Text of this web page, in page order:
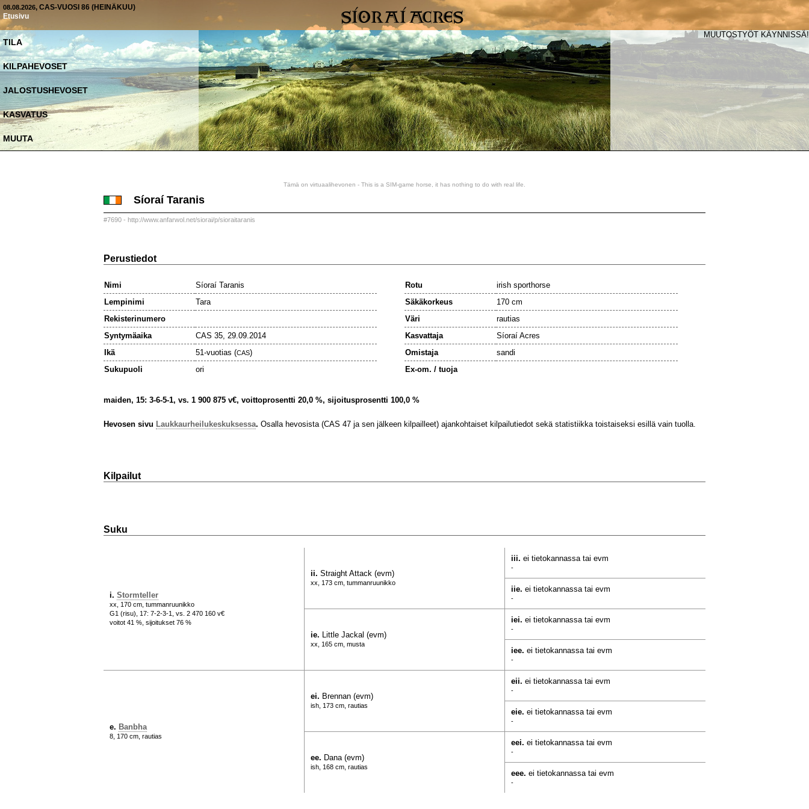
08.08.2026, CAS-VUOSI 86 (HEINÄKUU)
Etusivu
TILA
KILPAHEVOSET
JALOSTUSHEVOSET
KASVATUS
MUUTA
MUUTOSTYÖT KÄYNNISSÄ!
Tämä on virtuaalihevonen - This is a SIM-game horse, it has nothing to do with real life.
Síoraí Taranis
#7690 - http://www.anfarwol.net/siorai/p/sioraitaranis
Perustiedot
Nimi
Síoraí Taranis
Lempinimi
Tara
Rekisterinumero
Syntymäaika
CAS 35, 29.09.2014
Ikä
51-vuotias (CAS)
Sukupuoli
ori
Rotu
irish sporthorse
Säkäkorkeus
170 cm
Väri
rautias
Kasvattaja
Síoraí Acres
Omistaja
sandi
Ex-om. / tuoja
maiden, 15: 3-6-5-1, vs. 1 900 875 v€, voittoprosentti 20,0 %, sijoitusprosentti 100,0 %
Hevosen sivu Laukkaurheilukeskuksessa. Osalla hevosista (CAS 47 ja sen jälkeen kilpailleet) ajankohtaiset kilpailutiedot sekä statistiikka toistaiseksi esillä vain tuolla.
Kilpailut
Suku
i. Stormteller
xx, 170 cm, tummanruunikko
G1 (risu), 17: 7-2-3-1, vs. 2 470 160 v€
voitot 41 %, sijoitukset 76 %
ii. Straight Attack (evm)
xx, 173 cm, tummanruunikko
iii. ei tietokannassa tai evm
-
iie. ei tietokannassa tai evm
-
ie. Little Jackal (evm)
xx, 165 cm, musta
iei. ei tietokannassa tai evm
-
iee. ei tietokannassa tai evm
-
e. Banbha
8, 170 cm, rautias
ei. Brennan (evm)
ish, 173 cm, rautias
eii. ei tietokannassa tai evm
-
eie. ei tietokannassa tai evm
-
ee. Dana (evm)
ish, 168 cm, rautias
eei. ei tietokannassa tai evm
-
eee. ei tietokannassa tai evm
-